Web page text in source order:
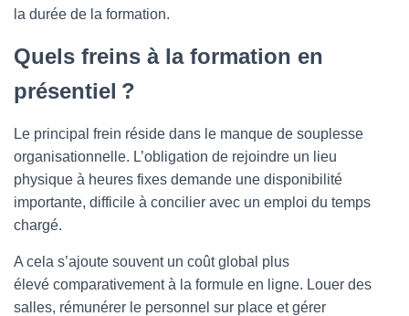
la durée de la formation.
Quels freins à la formation en
présentiel ?
Le principal frein réside dans le manque de souplesse
organisationnelle. L’obligation de rejoindre un lieu
physique à heures fixes demande une disponibilité
importante, difficile à concilier avec un emploi du temps
chargé.
A cela s’ajoute souvent un coût global plus
élevé comparativement à la formule en ligne. Louer des
salles, rémunérer le personnel sur place et gérer